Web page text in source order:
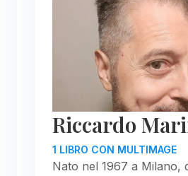
Riccardo
1 LIBRO CON MULTIMAGE
Nato nel 1967 a Milano,